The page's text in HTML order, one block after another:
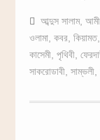
আব্দুস সালাম,
ওলামা, কবর, কিয়ামত,
কাসেমী, পৃথিবী,
সাকরোডাবী, সাম্ভলী,